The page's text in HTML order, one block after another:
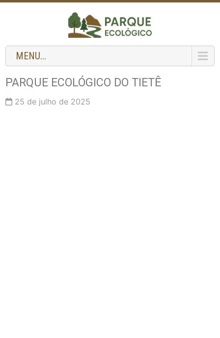
MENU...
PARQUE ECOLÓGICO DO TIETÊ
25 de julho de 2025